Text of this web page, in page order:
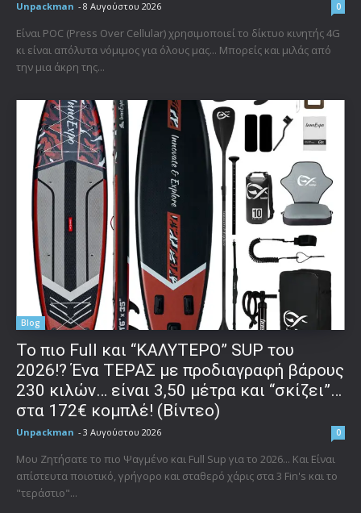
Unpackman - 8 Αυγούστου 2026 0
Είναι POC (Press Over Cellular) χρησιμοποιεί το δίκτυο κινητής 4G
κι είναι απόλυτα νόμιμος για όλους μας... Μπορείς και μιλάς από
την μια άκρη της...
Blog
To πιο Full και “ΚΑΛΥΤΕΡΟ” SUP του
2026!? Ένα ΤΕΡΑΣ με προδιαγραφή βάρους
230 κιλών… είναι 3,50 μέτρα και “σκίζει”…
στα 172€ κομπλέ! (Βίντεο)
Unpackman - 3 Αυγούστου 2026 0
Μου Ζητήσατε το πιο Ψαγμένο και Full Sup για το 2026... Και Είναι
απίστευτα ποιοτικό, γρήγορο και σταθερό χάρις στα 3 Fin's και το
"τεράστιο"...